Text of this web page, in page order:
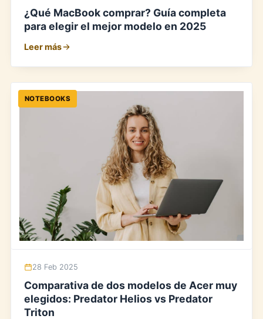
¿Qué MacBook comprar? Guía completa
para elegir el mejor modelo en 2025
Leer más
NOTEBOOKS
28 Feb 2025
Comparativa de dos modelos de Acer muy
elegidos: Predator Helios vs Predator
Triton